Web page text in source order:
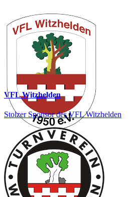
VFL Witzhelden
Stolzer Sponsor des VFL Witzhelden